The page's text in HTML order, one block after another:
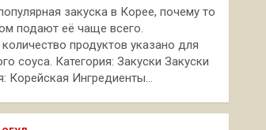
закуска в Корее, почему то
подают её чаще всего.
продуктов указано для
соуса. Категория: Закуски Закуски
Корейская Ингредиенты…